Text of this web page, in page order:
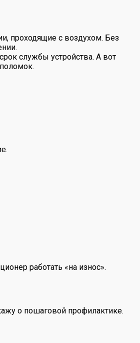
проходящие с воздухом. Без
службы устройства. А вот
работать «на износ».
о пошаговой профилактике.